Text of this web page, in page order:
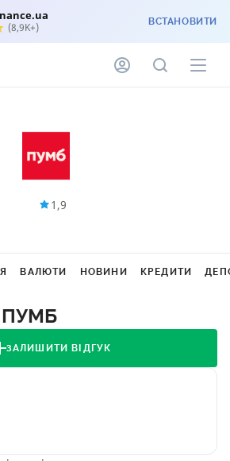
(8,9K+) ВСТАНОВИТИ
1,9
ВАЛЮТИ НОВИНИ КРЕДИТИ
ПУМБ
ЗАЛИШИТИ ВІДГУК